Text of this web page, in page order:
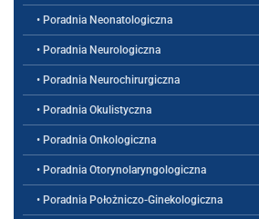
• Poradnia Neonatologiczna
• Poradnia Neurologiczna
• Poradnia Neurochirurgiczna
• Poradnia Okulistyczna
• Poradnia Onkologiczna
• Poradnia Otorynolaryngologiczna
• Poradnia Położniczo-Ginekologiczna